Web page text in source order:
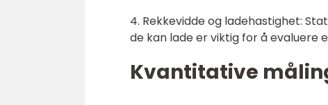
4. Rekkevidde og ladehastighet:
de kan lade er viktig for å evaluere
Kvantitative